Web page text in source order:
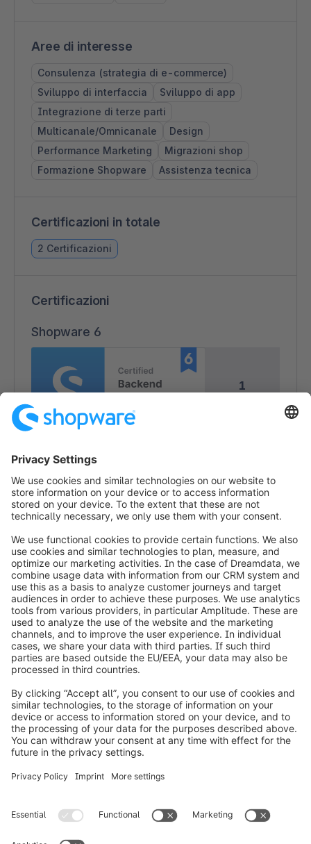
Aree di interesse
Consulenza (strategia di e-commerce)
Sviluppo di interfaccia
Sviluppo di app
Integrazione di terze parti
Multicanale/Omnicanale
Design
Performance Marketing
Migrazioni shop
Formazione Shopware
Assistenza tecnica
Certificazioni in totale
2 Certificazioni
Certificazioni
Shopware 6
1
info@shopware.com
Informazioni su Shopware
Prodotti
Soluzioni